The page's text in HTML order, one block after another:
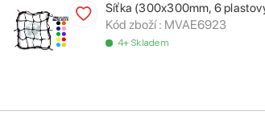
Síťka (300x300mm, 6
Kód zboží : MVAE6923
4+ Skladem